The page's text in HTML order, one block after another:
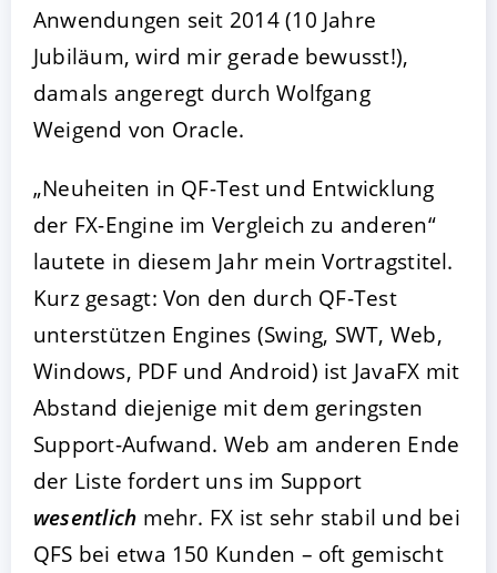
Anwendungen seit 2014 (10 Jahre
Jubiläum, wird mir gerade bewusst!),
damals angeregt durch Wolfgang
Weigend von Oracle.
„Neuheiten in QF-Test und Entwicklung
der FX-Engine im Vergleich zu anderen“
lautete in diesem Jahr mein Vortragstitel.
Kurz gesagt: Von den durch QF-Test
unterstützen Engines (Swing, SWT, Web,
Windows, PDF und Android) ist JavaFX mit
Abstand diejenige mit dem geringsten
Support-Aufwand. Web am anderen Ende
der Liste fordert uns im Support
wesentlich mehr. FX ist sehr stabil und bei
QFS bei etwa 150 Kunden – oft gemischt